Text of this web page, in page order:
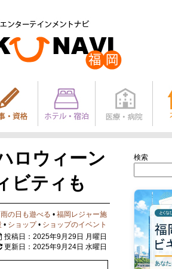
ロウィーン
ビティも
雨の日も遊べる • 福岡レジャー施
• ショップ• ショップのイベント
投稿日：2025年9月29日 月曜日
更新日：2025年9月24日 水曜日
検索